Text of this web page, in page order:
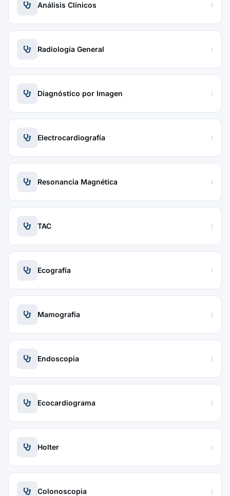
Análisis Clínicos
Radiología General
Diagnóstico por Imagen
Electrocardiografía
Resonancia Magnética
TAC
Ecografía
Mamografía
Endoscopia
Ecocardiograma
Holter
Colonoscopia